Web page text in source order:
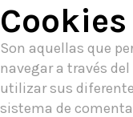
Son aquellas que
navegar a través
utilizar sus
sistema de